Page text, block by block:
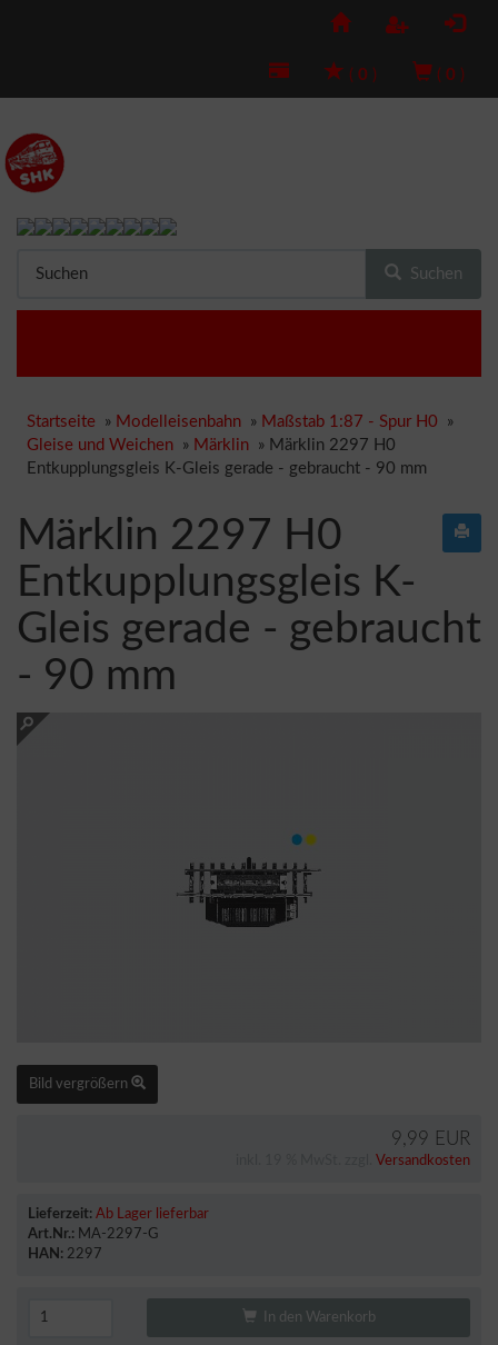
( 0 ) ( 0 )
Suchen
Startseite » Modelleisenbahn » Maßstab 1:87 - Spur H0 »
Gleise und Weichen » Märklin » Märklin 2297 H0
Entkupplungsgleis K-Gleis gerade - gebraucht - 90 mm
Märklin 2297 H0
Entkupplungsgleis K-
Gleis gerade - gebraucht
- 90 mm
Bild vergrößern
9,99 EUR
Versandkosten
Lieferzeit: Ab Lager lieferbar
Art.Nr.: MA-2297-G
HAN: 2297
In den Warenkorb